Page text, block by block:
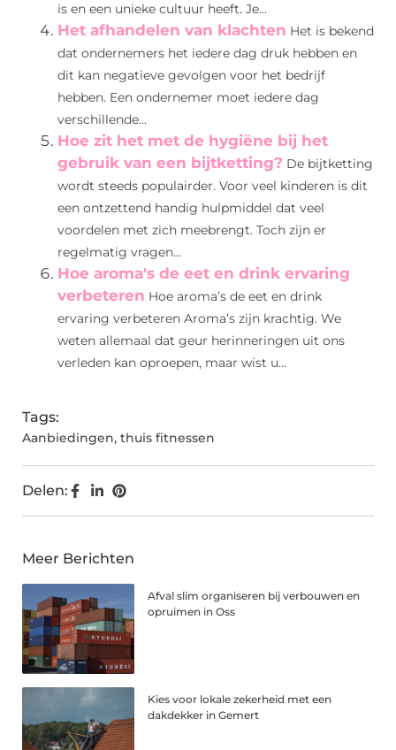
is en een unieke cultuur heeft. Je...
Het afhandelen van klachten Het is bekend
dat ondernemers het iedere dag druk hebben en
dit kan negatieve gevolgen voor het bedrijf
hebben. Een ondernemer moet iedere dag
verschillende...
Hoe zit het met de hygiëne bij het
gebruik van een bijtketting? De bijtketting
wordt steeds populairder. Voor veel kinderen is dit
een ontzettend handig hulpmiddel dat veel
voordelen met zich meebrengt. Toch zijn er
regelmatig vragen...
Hoe aroma's de eet en drink ervaring
verbeteren Hoe aroma’s de eet en drink
ervaring verbeteren Aroma’s zijn krachtig. We
weten allemaal dat geur herinneringen uit ons
verleden kan oproepen, maar wist u...
Tags:
Aanbiedingen, thuis fitnessen
Delen:
Meer Berichten
Afval slim organiseren bij verbouwen en
opruimen in Oss
Kies voor lokale zekerheid met een
dakdekker in Gemert